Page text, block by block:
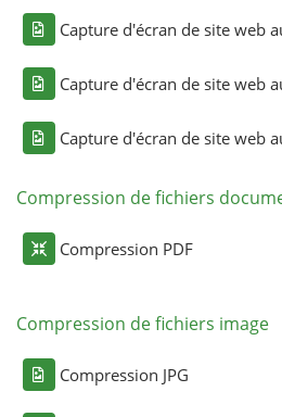
Capture d'écran de site web
Capture d'écran de site web
Capture d'écran de site web
Compression de fichiers
Compression PDF
Compression de fichiers image
Compression JPG